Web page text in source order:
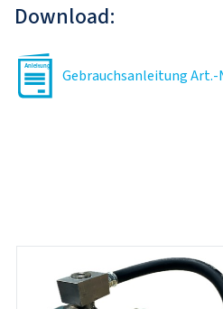
Download:
Gebrauchsanleitung Art.-